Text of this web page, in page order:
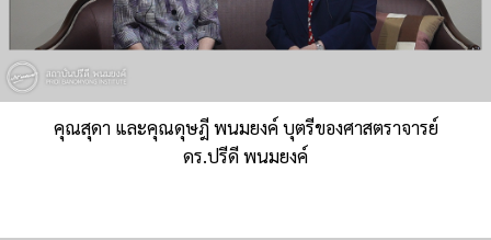
คุณสุดา และคุณดุษฎี พนมยงค์ บุตรีของศาสตราจารย์
ดร.ปรีดี พนมยงค์